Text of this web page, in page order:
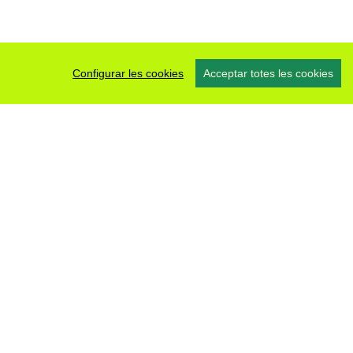
Configurar les cookies Acceptar totes les cookies